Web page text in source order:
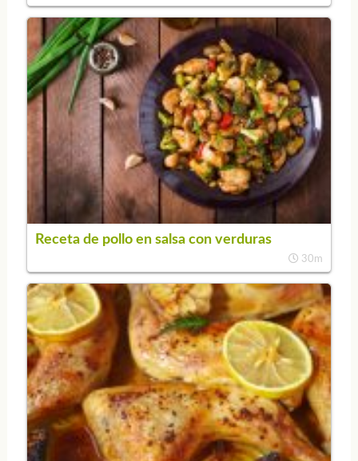
Receta de pollo en salsa con verduras
30m